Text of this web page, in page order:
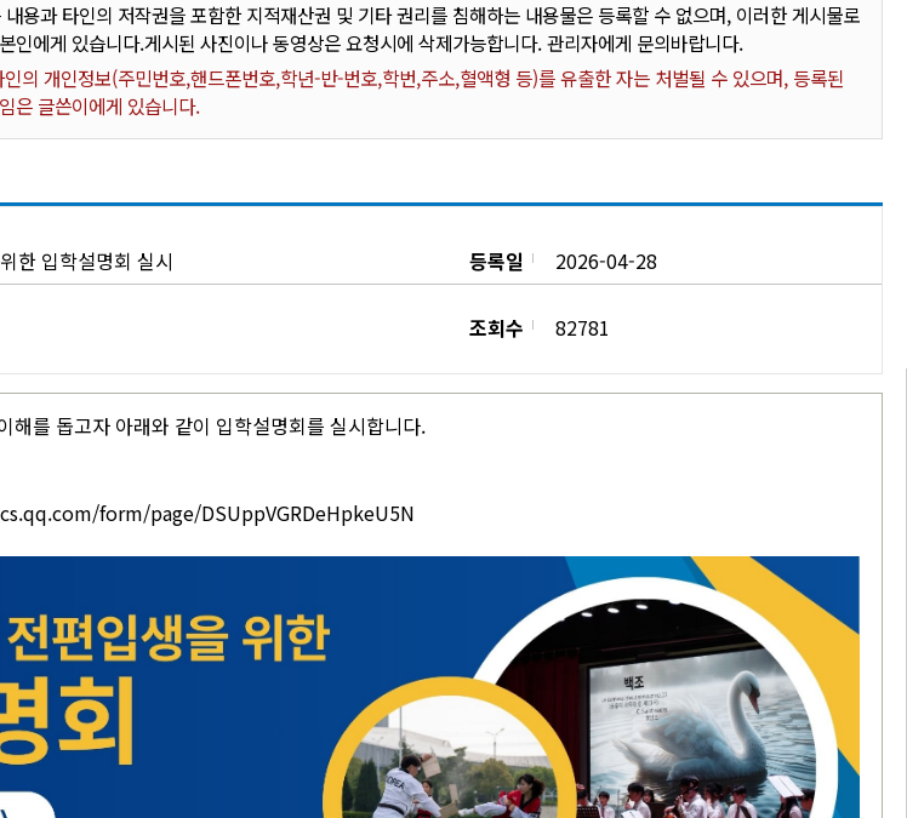
용과 타인의 저작권을 포함한 지적재산권 및 기타 권리를 침해하는 내용물은 등록할 수 없으며, 이러한 게시물로
인에게 있습니다.게시된 사진이나 동영상은 요청시에 삭제가능합니다. 관리자에게 문의바랍니다.
의 개인정보(주민번호,핸드폰번호,학년-반-번호,학번,주소,혈액형 등)를 유출한 자는 처벌될 수 있으며, 등록된
은 글쓴이에게 있습니다.
한 입학설명회 실시 등록일 2026-04-28
조회수 82781
해를 돕고자 아래와 같이 입학설명회를 실시합니다.
form/page/DSUppVGRDeHpkeU5N